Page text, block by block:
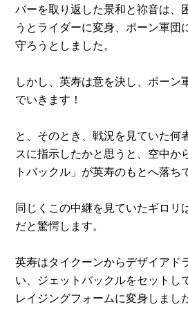
バーを取り返した景和と祢音は、
うとライダーに変身、ポーン軍団
守ろうとしました。
しかし、英寿は意を決し、ポーン
でいきます！
と、そのとき、戦況を見ていた何
スに指示したかと思うと、空中か
トバックル」が英寿のもとへ落ち
同じくこの中継を見ていたギロリ
だと驚愕します。
英寿はタイクーンからデザイアド
い、ジェットバックルをセットし
レイジングフォームに変身しまし